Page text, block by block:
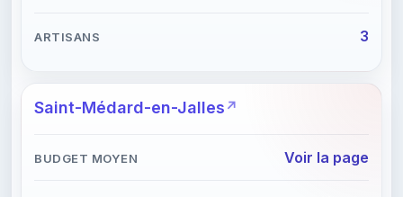
3
Saint-Médard-en-Jalles
Voir la page